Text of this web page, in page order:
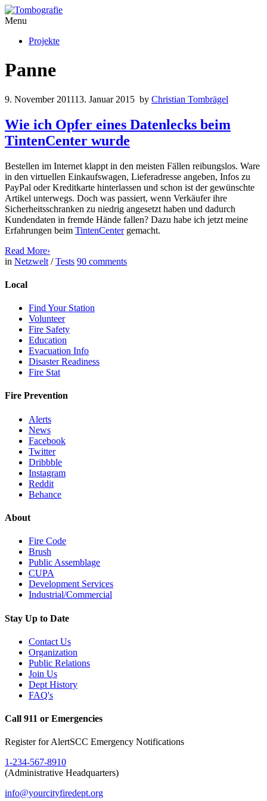
Menu
Projekte
Panne
9. November 201113. Januar 2015 by Christian Tombrägel
Wie ich Opfer eines Datenlecks beim
TintenCenter wurde
Bestellen im Internet klappt in den meisten Fällen reibungslos. Ware
in den virtuellen Einkaufswagen, Lieferadresse angeben, Infos zu
PayPal oder Kreditkarte hinterlassen und schon ist der gewünschte
Artikel unterwegs. Doch was passiert, wenn Verkäufer ihre
Sicherheitsschranken zu niedrig angesetzt haben und dadurch
Kundendaten in fremde Hände fallen? Dazu habe ich jetzt meine
Erfahrungen beim TintenCentergemacht.
Read More›
in Netzwelt /Tests 90 comments
Local
Find Your Station
Volunteer
Fire Safety
Education
Evacuation Info
Disaster Readiness
Fire Stat
Fire Prevention
Alerts
News
Facebook
Twitter
Dribbble
Instagram
Reddit
Behance
About
Fire Code
Brush
Public Assemblage
CUPA
Development Services
Industrial/Commercial
Stay Up to Date
Contact Us
Organization
Public Relations
Join Us
Dept History
FAQ's
Call 911 or Emergencies
Register for AlertSCC Emergency Notifications
1-234-567-8910
(Administrative Headquarters)
info@yourcityfiredept.org